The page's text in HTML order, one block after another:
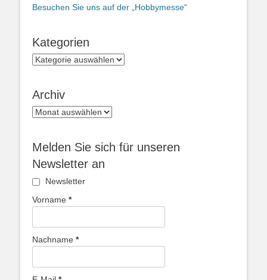
Besuchen Sie uns auf der „Hobbymesse“
Kategorien
Kategorien
Archiv
Archiv
Melden Sie sich für unseren
Newsletter an
Newsletter
Vorname *
Nachname *